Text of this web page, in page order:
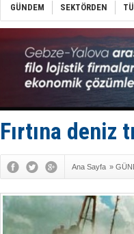
GÜNDEM SEKTÖRDEN
Fırtına
Ana Sayfa »